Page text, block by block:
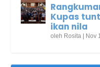
Kupas
ikan nila
oleh Rosita | Nov